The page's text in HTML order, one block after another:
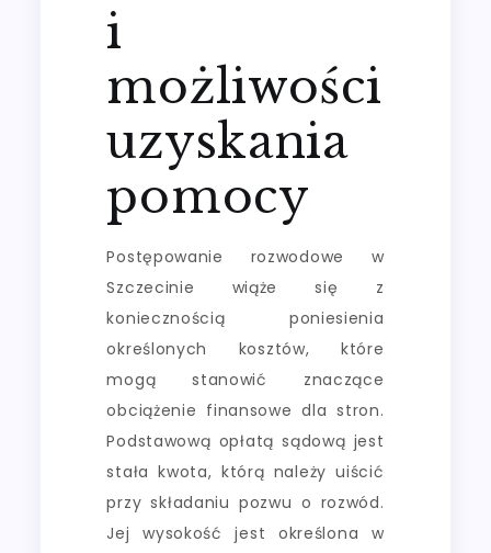
i
możliwości
uzyskania
pomocy
Postępowanie rozwodowe w
Szczecinie wiąże się z
koniecznością poniesienia
określonych kosztów, które
mogą stanowić znaczące
obciążenie finansowe dla stron.
Podstawową opłatą sądową jest
stała kwota, którą należy uiścić
przy składaniu pozwu o rozwód.
Jej wysokość jest określona w